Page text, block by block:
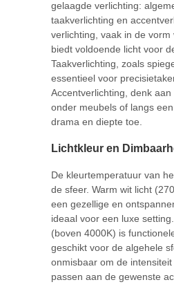
gelaagde verlichting:
taakverlichting en
verlichting, vaak in de vorm
biedt voldoende licht voor
Taakverlichting, zoals
essentieel voor
Accentverlichting, denk
onder meubels of langs
drama en diepte toe.
Lichtkleur en
De kleurtemperatuur van
de sfeer. Warm wit licht
een gezellige en
ideaal voor een luxe
(boven 4000K) is
geschikt voor de algehele
onmisbaar om de
passen aan de gewenste